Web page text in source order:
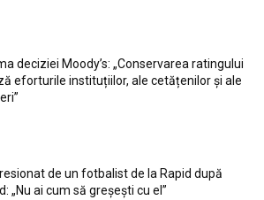
deciziei Moody’s: „Conservarea ratingului
eforturile instituțiilor, ale cetățenilor și ale
de un fotbalist de la Rapid după
„Nu ai cum să greșești cu el”